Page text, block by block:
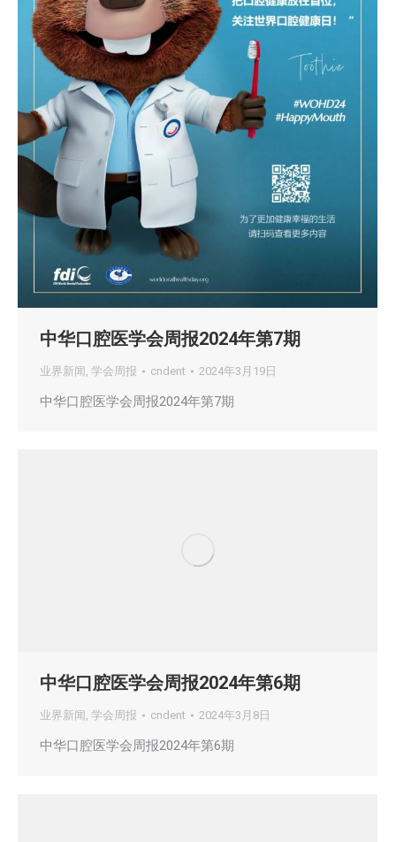
中华口腔医学会周报2024年第7期
业界新闻 , 学会周报 cndent 2024年3月19日
中华口腔医学会周报2024年第7期
中华口腔医学会周报2024年第6期
业界新闻 , 学会周报 cndent 2024年3月8日
中华口腔医学会周报2024年第6期